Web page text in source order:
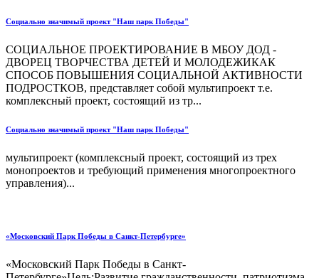
Социально значимый проект "Наш парк Победы"
СОЦИАЛЬНОЕ ПРОЕКТИРОВАНИЕ В МБОУ ДОД -
ДВОРЕЦ ТВОРЧЕСТВА ДЕТЕЙ И МОЛОДЕЖИКАК
СПОСОБ ПОВЫШЕНИЯ СОЦИАЛЬНОЙ АКТИВНОСТИ
ПОДРОСТКОВ, представляет собой мультипроект т.е.
комплексный проект, состоящий из тр...
Социально значимый проект "Наш парк Победы"
мультипроект (комплексный проект, состоящий из трех
монопроектов и требующий применения многопроектного
управления)...
«Московский Парк Победы в Санкт-Петербурге»
«Московский Парк Победы в Санкт-